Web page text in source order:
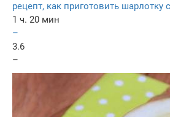
рецепт, как приготовить шарлотку
1 ч. 20 мин
–
3.6
–